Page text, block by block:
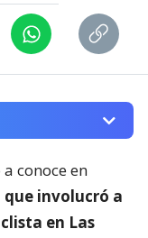
conoce en
involucró a
en Las